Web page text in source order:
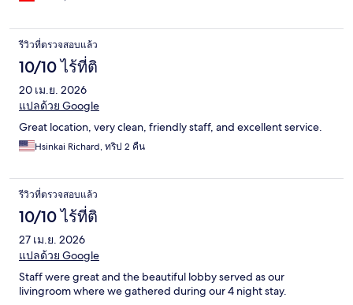
รีวิวที่ตรวจสอบแล้ว
10/10 ไร้ที่ติ
20 เม.ย. 2026
แปลด้วย Google
Great location, very clean, friendly staff, and excellent service.
Hsinkai Richard, ทริป 2 คืน
รีวิวที่ตรวจสอบแล้ว
10/10 ไร้ที่ติ
27 เม.ย. 2026
แปลด้วย Google
Staff were great and the beautiful lobby served as our
livingroom where we gathered during our 4 night stay.